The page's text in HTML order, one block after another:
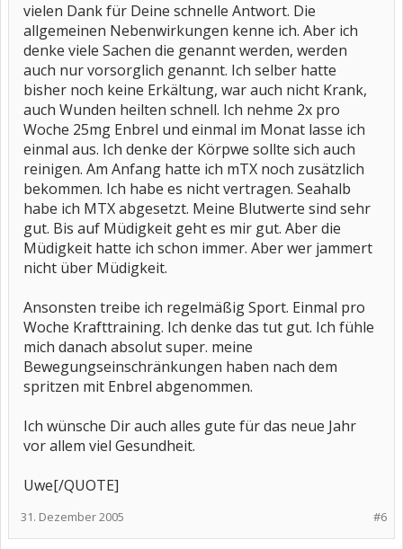
vielen Dank für Deine schnelle Antwort. Die
allgemeinen Nebenwirkungen kenne ich. Aber ich
denke viele Sachen die genannt werden, werden
auch nur vorsorglich genannt. Ich selber hatte
bisher noch keine Erkältung, war auch nicht Krank,
auch Wunden heilten schnell. Ich nehme 2x pro
Woche 25mg Enbrel und einmal im Monat lasse ich
einmal aus. Ich denke der Körpwe sollte sich auch
reinigen. Am Anfang hatte ich mTX noch zusätzlich
bekommen. Ich habe es nicht vertragen. Seahalb
habe ich MTX abgesetzt. Meine Blutwerte sind sehr
gut. Bis auf Müdigkeit geht es mir gut. Aber die
Müdigkeit hatte ich schon immer. Aber wer jammert
nicht über Müdigkeit.
Ansonsten treibe ich regelmäßig Sport. Einmal pro
Woche Krafttraining. Ich denke das tut gut. Ich fühle
mich danach absolut super. meine
Bewegungseinschränkungen haben nach dem
spritzen mit Enbrel abgenommen.
Ich wünsche Dir auch alles gute für das neue Jahr
vor allem viel Gesundheit.
Uwe[/QUOTE]
#6
31. Dezember 2005